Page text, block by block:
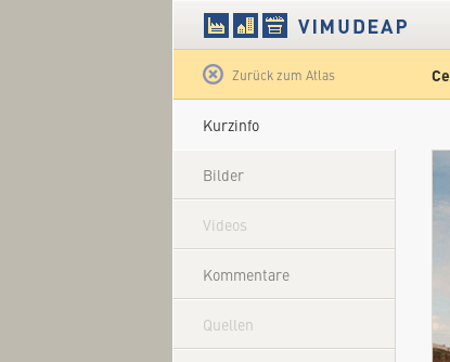
Zurück zum Atlas
Kurzinfo
Bilder
Videos
Kommentare
Quellen